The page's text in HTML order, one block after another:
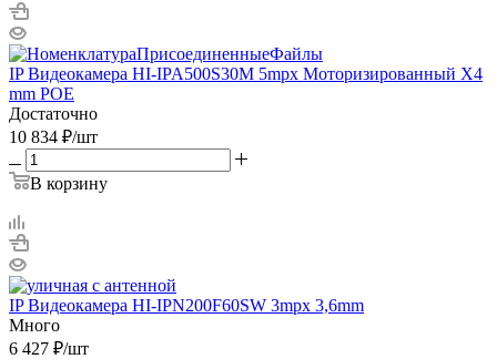
IP Видеокамера HI-IPA500S30M 5mpx Mоторизированный X4
mm POE
Достаточно
10 834 ₽/шт
В корзину
IP Видеокамера HI-IPN200F60SW 3mpx 3,6mm
Много
6 427 ₽/шт